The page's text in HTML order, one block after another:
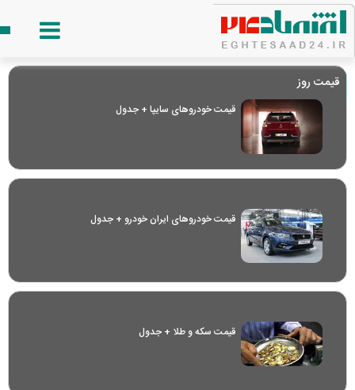
قیمت روز
قیمت خودرو‌های سایپا + جدول
قیمت خودرو‌های ایران خودرو + جدول
قیمت سکه و طلا + جدول